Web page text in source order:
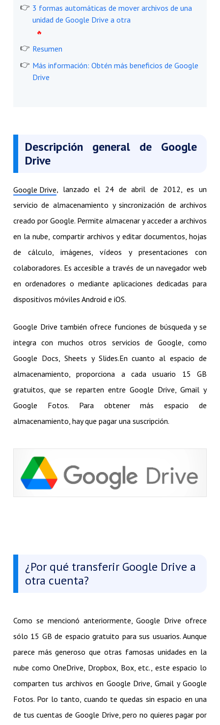
3 formas automáticas de mover archivos de una
unidad de Google Drive a otra
Resumen
Más información: Obtén más beneficios de Google
Drive
Descripción general de Google
Drive
Google Drive, lanzado el 24 de abril de 2012, es un
servicio de almacenamiento y sincronización de archivos
creado por Google. Permite almacenar y acceder a archivos
en la nube, compartir archivos y editar documentos, hojas
de cálculo, imágenes, vídeos y presentaciones con
colaboradores. Es accesible a través de un navegador web
en ordenadores o mediante aplicaciones dedicadas para
dispositivos móviles Android e iOS.
Google Drive también ofrece funciones de búsqueda y se
integra con muchos otros servicios de Google, como
Google Docs, Sheets y Slides.En cuanto al espacio de
almacenamiento, proporciona a cada usuario 15 GB
gratuitos, que se reparten entre Google Drive, Gmail y
Google Fotos. Para obtener más espacio de
almacenamiento, hay que pagar una suscripción.
¿Por qué transferir Google Drive a
otra cuenta?
Como se mencionó anteriormente, Google Drive ofrece
sólo 15 GB de espacio gratuito para sus usuarios. Aunque
parece más generoso que otras famosas unidades en la
nube como OneDrive, Dropbox, Box, etc., este espacio lo
comparten tus archivos en Google Drive, Gmail y Google
Fotos. Por lo tanto, cuando te quedas sin espacio en una
de tus cuentas de Google Drive, pero no quieres pagar por